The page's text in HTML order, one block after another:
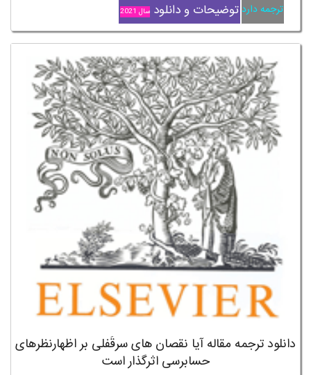
ترجمه دارد توضیحات و دانلود سال 2021
دانلود ترجمه مقاله آیا نقصان های سرقُفلی بر اظهارنظرهای
حسابرسی اثرگذار است